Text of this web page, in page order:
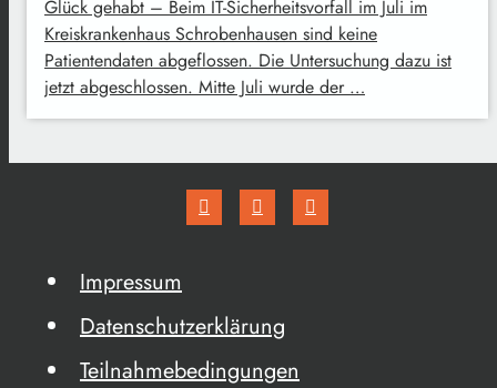
Glück gehabt – Beim IT-Sicherheitsvorfall im Juli im
Kreiskrankenhaus Schrobenhausen sind keine
Patientendaten abgeflossen. Die Untersuchung dazu ist
jetzt abgeschlossen. Mitte Juli wurde der …
Impressum
Datenschutzerklärung
Teilnahmebedingungen